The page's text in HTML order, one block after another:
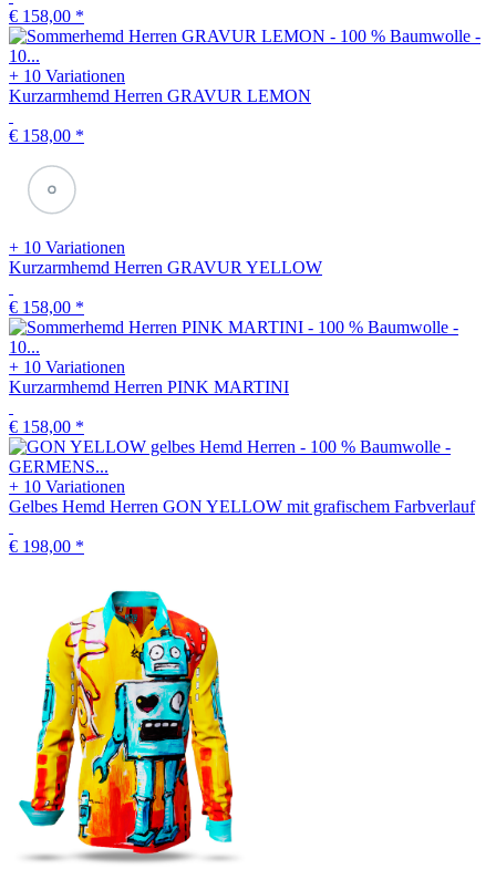
+ 10 Variationen
Kurzarmhemd Herren ALPHA CENTAURI YELLOW
€ 158,00*
+ 10 Variationen
Kurzarmhemd Herren GRAVUR LEMON
€ 158,00*
+ 10 Variationen
Kurzarmhemd Herren GRAVUR YELLOW
€ 158,00 *